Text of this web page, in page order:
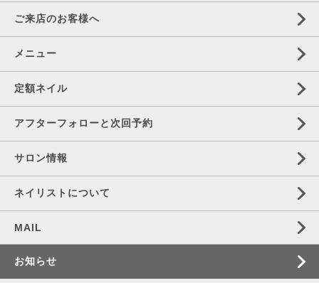
ご来店のお客様へ
メニュー
定額ネイル
アフターフォローと次回予約
サロン情報
ネイリストについて
MAIL
お知らせ